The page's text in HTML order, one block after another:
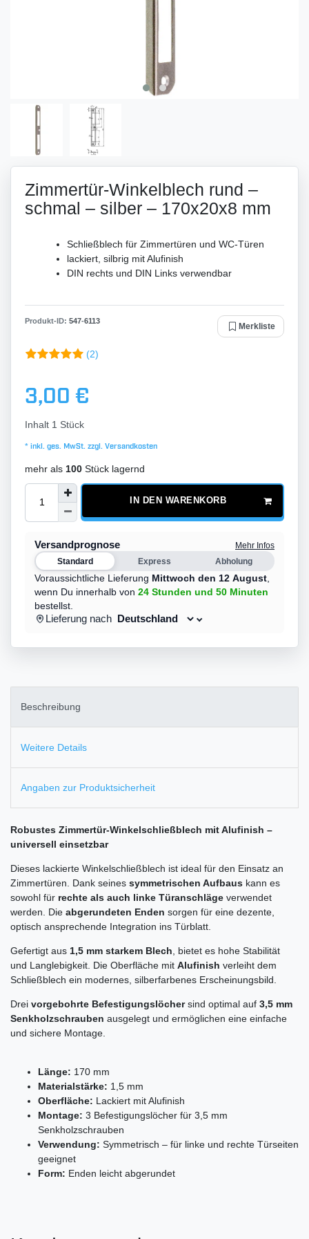
Zimmertür-Winkelblech rund –
schmal – silber – 170x20x8 mm
Schließblech für Zimmertüren und WC-Türen
lackiert, silbrig mit Alufinish
DIN rechts und DIN Links verwendbar
Produkt-ID: 547-6113
Merkliste
(2)
3,00 €
Inhalt 1 Stück
* inkl. ges. MwSt. zzgl. Versandkosten
mehr als 100 Stück lagernd
IN DEN WARENKORB
Versandprognose
Mehr Infos
Standard
Express Abholung
Voraussichtliche Lieferung Mittwoch den 12 August
wenn Du innerhalb von 24 Stunden und 50 Minuten
bestellst.
Lieferung nach
Beschreibung
Weitere Details
Angaben zur Produktsicherheit
Robustes Zimmertür-Winkelschließblech mit Alufinish –
universell einsetzbar
Dieses lackierte Winkelschließblech ist ideal für den Einsatz an
Zimmertüren. Dank seines symmetrischen Aufbaus kann es
sowohl für rechte als auch linke Türanschläge verwendet
werden. Die abgerundeten Enden sorgen für eine dezente,
optisch ansprechende Integration ins Türblatt.
Gefertigt aus 1,5 mm starkem Blech , bietet es hohe Stabilität
und Langlebigkeit. Die Oberfläche mit Alufinish verleiht dem
Schließblech ein modernes, silberfarbenes Erscheinungsbild.
Drei vorgebohrte Befestigungslöchersind optimal auf 3,5 mm
Senkholzschrauben ausgelegt und ermöglichen eine einfache
und sichere Montage.
Länge: 170 mm
Materialstärke: 1,5 mm
Oberfläche: Lackiert mit Alufinish
Montage: 3 Befestigungslöcher für 3,5 mm
Senkholzschrauben
Verwendung: Symmetrisch – für linke und rechte Türseiten
geeignet
Form: Enden leicht abgerundet